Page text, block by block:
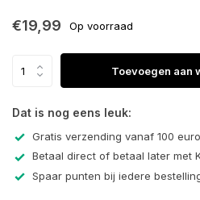
€19,99 Op voorraad
Toevoegen aan
Dat is nog eens leuk:
Gratis verzending vanaf 100 euro
Betaal direct of betaal later met
Spaar punten bij iedere